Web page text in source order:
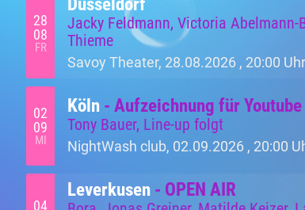
28
08
FR
Düsseldorf
Jacky Feldmann, Victoria Abelmann-
Thieme
Savoy Theater, 28.08.2026 , 20:00 Uhr
02
09
MI
Köln - Aufzeichnung für
Tony Bauer, Line-up folgt
NightWash club, 02.09.2026 , 20:00
04
Leverkusen - OPEN AIR